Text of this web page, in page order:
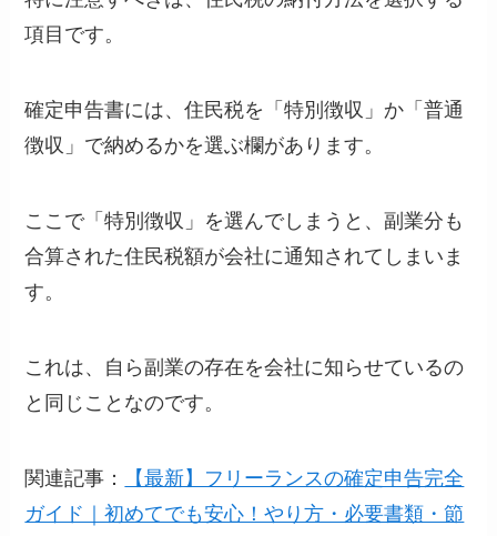
項目です。
確定申告書には、住民税を「特別徴収」か「普通
徴収」で納めるかを選ぶ欄があります。
ここで「特別徴収」を選んでしまうと、副業分も
合算された住民税額が会社に通知されてしまいま
す。
これは、自ら副業の存在を会社に知らせているの
と同じことなのです。
関連記事：
【最新】フリーランスの確定申告完全
ガイド｜初めてでも安心！やり方・必要書類・節